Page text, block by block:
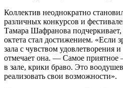
Коллектив неоднократно
различных конкурсов и
Тамара Шафранова
октета стал достижением. «Если
зала с чувством удовлетворения
отмечает она. — Самое
в зале, крики браво. Это
реализовать свои возможности».